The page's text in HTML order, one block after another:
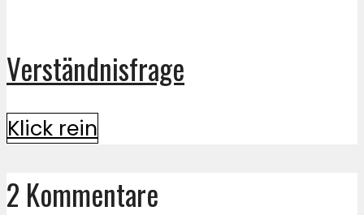
Verständnisfrage
Klick rein
2 Kommentare